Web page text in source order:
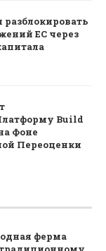
ЕС через
Build
Фоне
Переоценки
ферма